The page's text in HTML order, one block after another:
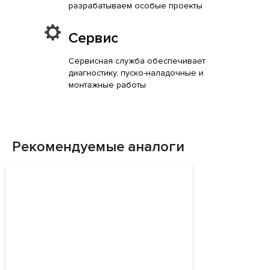
разрабатываем особые проекты
Сервис
Сервисная служба обеспечивает
диагностику, пуско-наладочные и
монтажные работы
Рекомендуемые аналоги